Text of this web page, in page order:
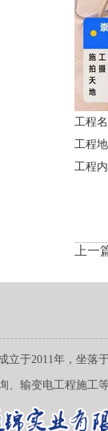
工程
工程
工程
上一
立于2011年，坐落
、输变电工程施工